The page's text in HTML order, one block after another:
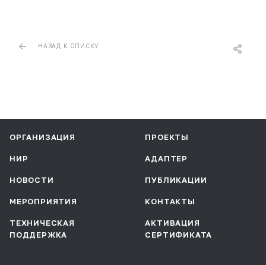
НАЗАД К СПИСКУ
ОРГАНИЗАЦИЯ ПРОЕКТЫ
НИР АДАПТЕР
НОВОСТИ ПУБЛИКАЦИИ
МЕРОПРИЯТИЯ КОНТАКТЫ
ТЕХНИЧЕСКАЯ
ПОДДЕРЖКА
АКТИВАЦИЯ
СЕРТИФИКАТА